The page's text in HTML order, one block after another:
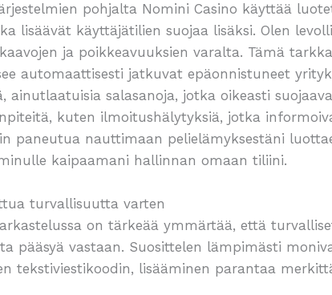
pohjalta Nomini Casino käyttää
lisäävät käyttäjätilien suojaa lisäksi. Olen
ja poikkeavuuksien varalta. Tämä
automaattisesti jatkuvat epäonnistuneet
salasanoja, jotka oikeasti
kuten ilmoitushälytyksiä, jotka
paneutua nauttimaan pelielämyksestäni
kaipaamani hallinnan omaan tiliini.
turvallisuutta varten
on tärkeää ymmärtää, että
pääsyä vastaan. Suosittelen lämpimästi
tekstiviestikoodin, lisääminen parantaa